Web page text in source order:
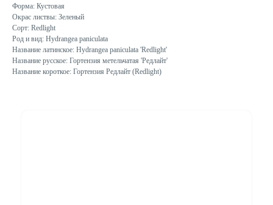
Форма: Кустовая
Окрас листвы: Зеленый
Сорт: Redlight
Род и вид: Hydrangea paniculata
Название латинское: Hydrangea paniculata 'Redlight'
Название русское: Гортензия метельчатая 'Редлайт'
Название короткое: Гортензия Редлайт (Redlight)